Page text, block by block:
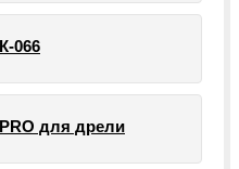
066
для дрели